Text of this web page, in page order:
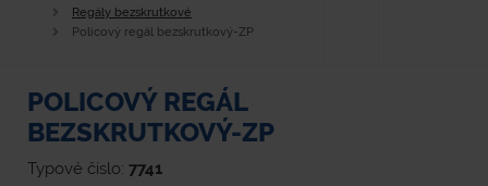
Regály bezskrutkové
Policový regál bezskrutkový-ZP
POLICOVÝ REGÁL
BEZSKRUTKOVÝ-ZP
Typové číslo: 7741